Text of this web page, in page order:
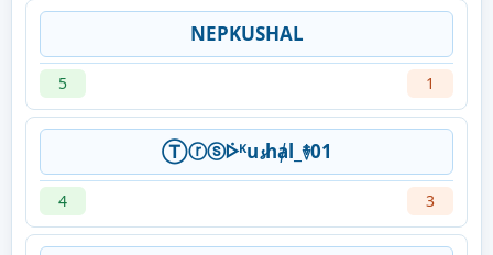
NEPKUSHAL
5 1
Ⓣⓡⓢᢰᴷu𝓼hⱥl_࿈01
4 3